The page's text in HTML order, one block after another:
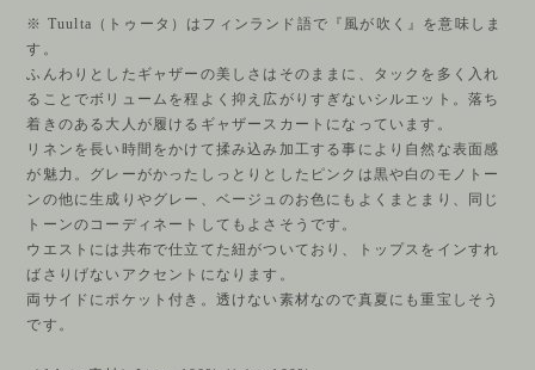
※ Tuulta（トゥータ）はフィンランド語で『風が吹く』を意味しま
す。
ふんわりとしたギャザーの美しさはそのままに、タックを多く入れ
ることでボリュームを程よく抑え広がりすぎないシルエット。落ち
着きのある大人が履けるギャザースカートになっています。
リネンを長い時間をかけて揉み込み加工する事により自然な表面感
が魅力。グレーがかったしっとりとしたピンクは黒や白のモノトー
ンの他に生成りやグレー、ベージュのお色にもよくまとまり、同じ
トーンのコーディネートしてもよさそうです。
ウエストには共布で仕立てた紐がついており、トップスをインすれ
ばさりげないアクセントになります。
両サイドにポケット付き。透けない素材なので真夏にも重宝しそう
です。